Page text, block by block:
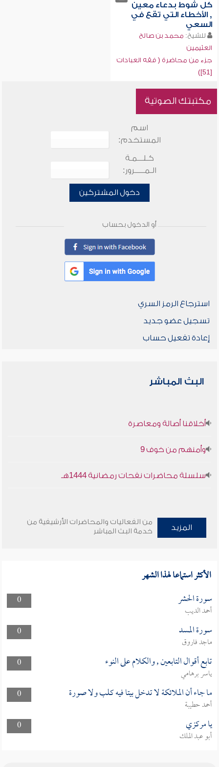
كل شوط بدعاء معين
, الأخطاء التي تقع في
السعي
للشيخ: محمد بن صالح
العثيمين
جزء من محاضرة ( فقه العبادات
[51])
مكتبتك الصوتية
اسم
المستخدم:
كـلـــمـة
الـمـــــرور:
دخول المشتركين
أو الدخول بحساب
استرجاع الرمز السري
تسجيل عضو جديد
إعادة تفعيل حساب
البث المباشر
أخلاقنا أصالة ومعاصرة
وأمنهم من خوف 9
سلسلة محاضرات نفحات رمضانية 1444هـ
المزيد
من الفعاليات والمحاضرات الأرشيفية من
خدمة البث المباشر
الأكثر استماعا لهذا الشهر
0 سورة الحشر
أحمد الديب
0
سورة المسد
ماجد فاروق
0
تابع أقوال التابعين , والكلام على النوء
ياسر برهامي
0
ما جاء أن الملائكة لا تدخل بيتا فيه كلب ولا صورة
أحمد حطيبة
0
يا مركزي
أبو عبد الملك